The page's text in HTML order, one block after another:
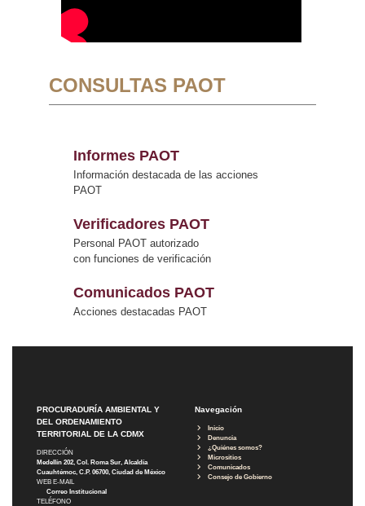
CONSULTAS PAOT
Informes PAOT
Información destacada de las acciones
PAOT
Verificadores PAOT
Personal PAOT autorizado
con funciones de verificación
Comunicados PAOT
Acciones destacadas PAOT
PROCURADURÍA AMBIENTAL Y
DEL ORDENAMIENTO
TERRITORIAL DE LA CDMX
DIRECCIÓN
Medellín 202, Col. Roma Sur, Alcaldía
Cuauhtémoc, C.P. 06700, Ciudad de México
WEB E-MAIL
Correo Institucional
TELÉFONO
Navegación
Inicio
Denuncia
¿Quiénes somos?
Micrositios
Comunicados
Consejo de Gobierno